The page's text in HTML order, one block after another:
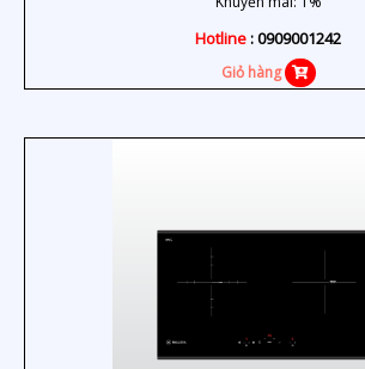
Hotline: 0909001242
Giỏ hàng